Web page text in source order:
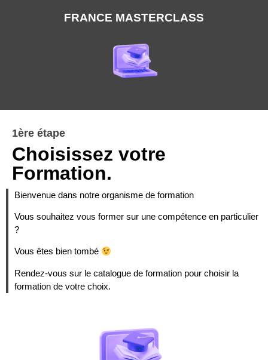
FRANCE MASTERCLASS
1ère étape
Choisissez votre
Formation.
Bienvenue dans notre organisme de formation
Vous souhaitez vous former sur une compétence en particulier
?
Vous êtes bien tombé
Rendez-vous sur le catalogue de formation pour choisir la
formation de votre choix.